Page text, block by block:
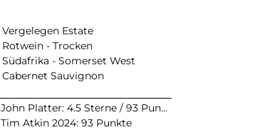
Vergelegen Estate
Rotwein - Trocken
Südafrika - Somerset West
Cabernet Sauvignon
John Platter: 4.5 Sterne / 93 Punkte
Tim Atkin 2024: 93 Punkte